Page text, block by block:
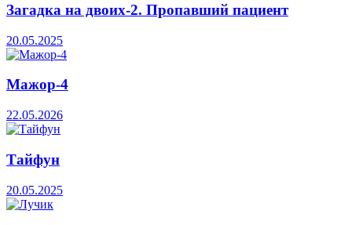
Загадка на двоих-2. Пропавший пациент
20.05.2025
Мажор-4
22.05.2026
Тайфун
20.05.2025